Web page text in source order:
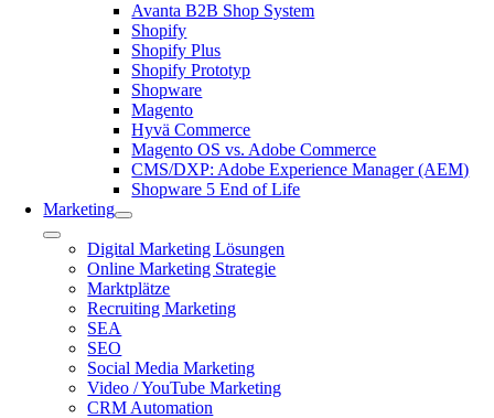
Avanta B2B Shop System
Shopify
Shopify Plus
Shopify Prototyp
Shopware
Magento
Hyvä Commerce
Magento OS vs. Adobe Commerce
CMS/DXP: Adobe Experience Manager (AEM)
Shopware 5 End of Life
Marketing
Toggle
Navigation
Digital Marketing Lösungen
Online Marketing Strategie
Marktplätze
Recruiting Marketing
SEA
SEO
Social Media Marketing
Video / YouTube Marketing
CRM Automation